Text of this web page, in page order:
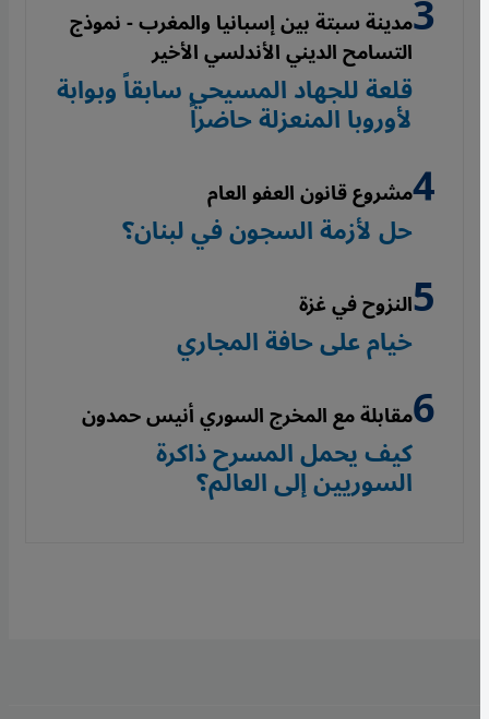
مدينة سبتة بين إسبانيا والمغرب - نموذج
التسامح الديني الأندلسي الأخير
قلعة للجهاد المسيحي سابقاً وبوابة
لأوروبا المنعزلة حاضراً
مشروع قانون العفو العام
حل لأزمة السجون في لبنان؟
النزوح في غزة
خيام على حافة المجاري
مقابلة مع المخرج السوري أنيس حمدون
كيف يحمل المسرح ذاكرة
السوريين إلى العالم؟